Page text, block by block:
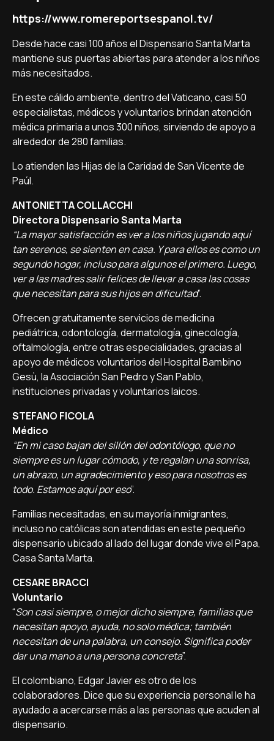
https://www.romereportsespanol.tv/
Desde hace casi 100 años el Dispensario Santa Marta
mantiene sus puertas abiertas para atender a los niños
más necesitados.
En este cálido ambiente, dentro del Vaticano, casi 50
especialistas, médicos y voluntarios brindan atención
médica primaria a unos 300 niños, sirviendo de apoyo a
alrededor de 280 familias.
Lo atienden las Hijas de la Caridad de San Vicente de
Paúl.
ANTONIETTA COLLACCHI
Directora Dispensario Santa Marta
“La mayor satisfacción es ver a los niños jugando aquí
tan serenos, se sienten en casa. Y para ellos es como un
segundo hogar, incluso para algunos el primero. Luego,
ver a las madres salir felices de llevar a casa las cosas
que necesitan para sus hijos en dificultad”.
Ofrecen gratuitamente servicios de medicina
pediátrica, odontología, dermatología, ginecología,
oftalmología, entre otras especialidades, gracias al
apoyo de médicos voluntarios del Hospital Bambino
Gesù, la Asociación San Pedro y San Pablo,
instituciones privadas y voluntarios laicos.
STEFANO FICOLA
Médico
“En mi caso bajan del sillón del odontólogo, que no
siempre es un lugar cómodo, y te regalan una sonrisa,
un abrazo, un agradecimiento y eso para nosotros es
todo. Estamos aquí por eso”.
Familias necesitadas, en su mayoría inmigrantes,
incluso no católicas son atendidas en este pequeño
dispensario ubicado al lado del lugar donde vive el Papa,
Casa Santa Marta.
CESARE BRACCI
Voluntario
“Son casi siempre, o mejor dicho siempre, familias que
necesitan apoyo, ayuda, no solo médica; también
necesitan de una palabra, un consejo. Significa poder
dar una mano a una persona concreta”.
El colombiano, Edgar Javier es otro de los
colaboradores. Dice que su experiencia personal le ha
ayudado a acercarse más a las personas que acuden al
dispensario.